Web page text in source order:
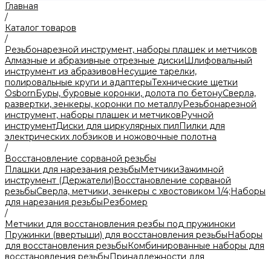
Главная
/
Каталог товаров
/
Резьбонарезной инструмент, наборы плашек и метчиков
Алмазные и абразивные отрезные дискиШлифовальный
инструмент из абразивовНесущие тарелки,
полировальные круги и адаптерыТехнические щетки
OsbornБуры, буровые коронки, долота по бетонуСверла,
развертки, зенкеры, коронки по металлуРезьбонарезной
инструмент, наборы плашек и метчиковРучной
инструментДиски для циркулярных пилПилки для
электрических лобзиков и ножовочные полотна
/
Восстановление сорваной резьбы
Плашки для нарезания резьбыМетчикиЗажимной
инструмент (Держатели)Восстановление сорваной
резьбыСверла, метчики, зенкеры с хвостовиком 1/4;Наборы
для нарезания резьбыРезбомер
/
Метчики для восстановления резбы под пружиноки
Пружинки (ввертыши) для восстановления резьбыНаборы
для восстановления резьбыКомбинированные наборы для
восстановления резьбыПринадлежности для